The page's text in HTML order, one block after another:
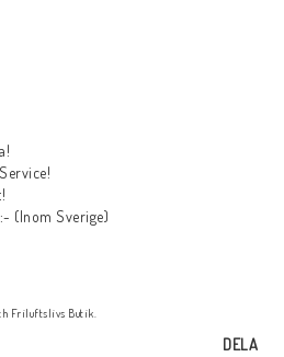
(Inom Sverige)
Friluftslivs Butik.
DELA